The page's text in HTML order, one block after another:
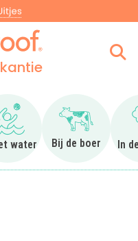
kust
water
Ga naar Bij het water
Bij de boer
Ga naar Bij
In